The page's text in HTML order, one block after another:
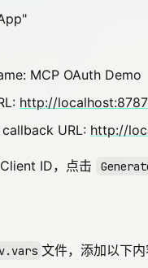
MCP OAuth Demo
http://localhost:8787
URL: http://
ID，点击
文件，添加以下内